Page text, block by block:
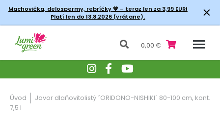
Machovička, delospermy, rebríčky💚 – teraz len za 3,99 EUR!
Platí len do 13.8.2026 (vrátane).
×
0,00 €
Úvod
Javor dlaňovitolistý ´ORIDONO-NISHIKI´ 80-100 cm, kont.
7,5 l